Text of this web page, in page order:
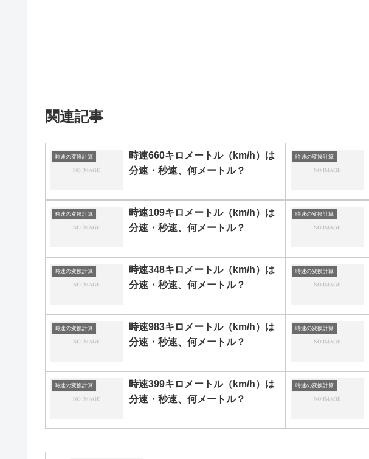
関連記事
時速の変換計算
時速660キロメートル（km/h）は
分速・秒速、何メートル？
時速の変換計算
時速の変換計算
時速109キロメートル（km/h）は
分速・秒速、何メートル？
時速の変換計算
時速の変換計算
時速348キロメートル（km/h）は
分速・秒速、何メートル？
時速の変換計算
時速の変換計算
時速983キロメートル（km/h）は
分速・秒速、何メートル？
時速の変換計算
時速の変換計算
時速399キロメートル（km/h）は
分速・秒速、何メートル？
時速の変換計算